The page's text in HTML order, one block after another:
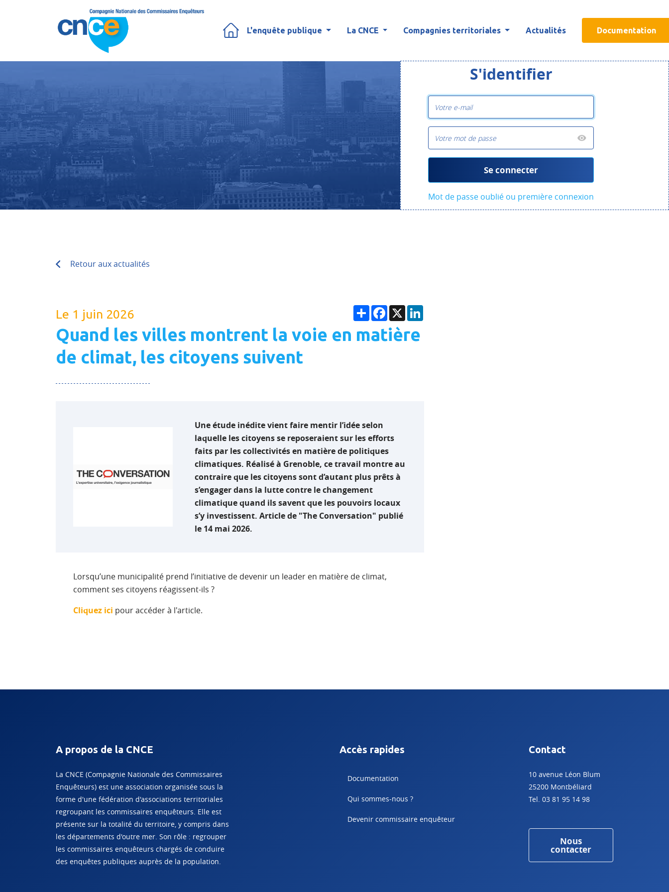
L'enquête publique La CNCE Compagnies territoriales Actualités Documentation
S'identifier
Se connecter
Mot de passe oublié ou première connexion
Retour aux actualités
Le 1 juin 2026 PartagerFacebook
X
Quand les villes montrent la voie en matière
de climat, les citoyens suivent
Une étude inédite vient faire mentir l’idée selon
laquelle les citoyens se reposeraient sur les efforts
faits par les collectivités en matière de politiques
climatiques. Réalisé à Grenoble, ce travail montre au
contraire que les citoyens sont d’autant plus prêts à
s’engager dans la lutte contre le changement
climatique quand ils savent que les pouvoirs locaux
s’y investissent. Article de "The Conversation" publié
le 14 mai 2026.
Lorsqu’une municipalité prend l’initiative de devenir un leader en matière de climat,
comment ses citoyens réagissent-ils ?
Cliquez ici pour accéder à l'article.
A propos de la CNCE
La CNCE (Compagnie Nationale des Commissaires
Enquêteurs) est une association organisée sous la
forme d'une fédération d'associations territoriales
regroupant les commissaires enquêteurs. Elle est
présente sur la totalité du territoire, y compris dans
les départements d'outre mer. Son rôle : regrouper
les commissaires enquêteurs chargés de conduire
des enquêtes publiques auprès de la population.
Accès rapides
Documentation
Qui sommes-nous ?
Devenir commissaire enquêteur
Contact
10 avenue Léon Blum
25200 Montbéliard
Tel. 03 81 95 14 98
Nous
contacter